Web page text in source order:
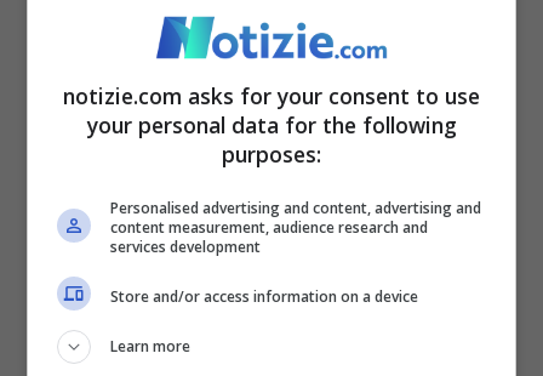
La settimana che va dal 29 luglio al 4
agosto vedrà splendere gli Scorpione,
soprattutto dal punto di vista economico,
gruzzoletto. Mai come nei giorni a venire
infatti riusciranno a intascare entrate
extra, uno scenario che forse fino a poco
tempo fa avrebbero fatto fatica pure a
notizie.com asks for your consent to use
your personal data for the following
purposes:
Personalised advertising and content, advertising and
content measurement, audience research and
services development
Store and/or access information on a device
Learn more